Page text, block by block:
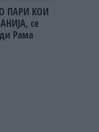
ПАРИ КОИ
се
Рама